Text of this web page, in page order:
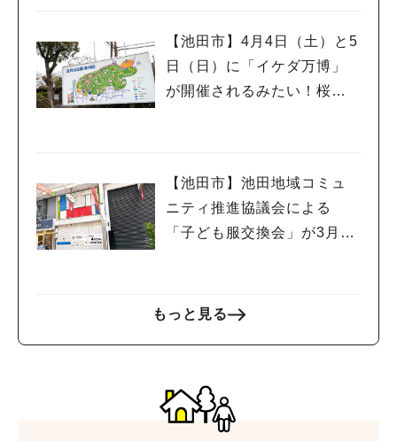
【池田市】4月4日（土）と5
日（日）に「イケダ万博」
が開催されるみたい！桜も
【池田市】池田地域コミュ
ニティ推進協議会による
「子ども服交換会」が3月29
もっと見る